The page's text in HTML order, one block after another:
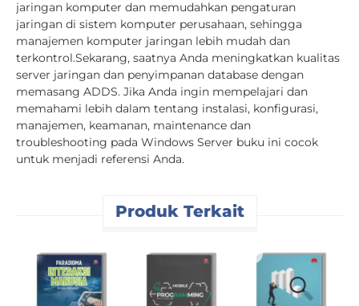
jaringan komputer dan memudahkan pengaturan
jaringan di sistem komputer perusahaan, sehingga
manajemen komputer jaringan lebih mudah dan
terkontrol.Sekarang, saatnya Anda meningkatkan kualitas
server jaringan dan penyimpanan database dengan
memasang ADDS. Jika Anda ingin mempelajari dan
memahami lebih dalam tentang instalasi, konfigurasi,
manajemen, keamanan, maintenance dan
troubleshooting pada Windows Server buku ini cocok
untuk menjadi referensi Anda.
Produk Terkait